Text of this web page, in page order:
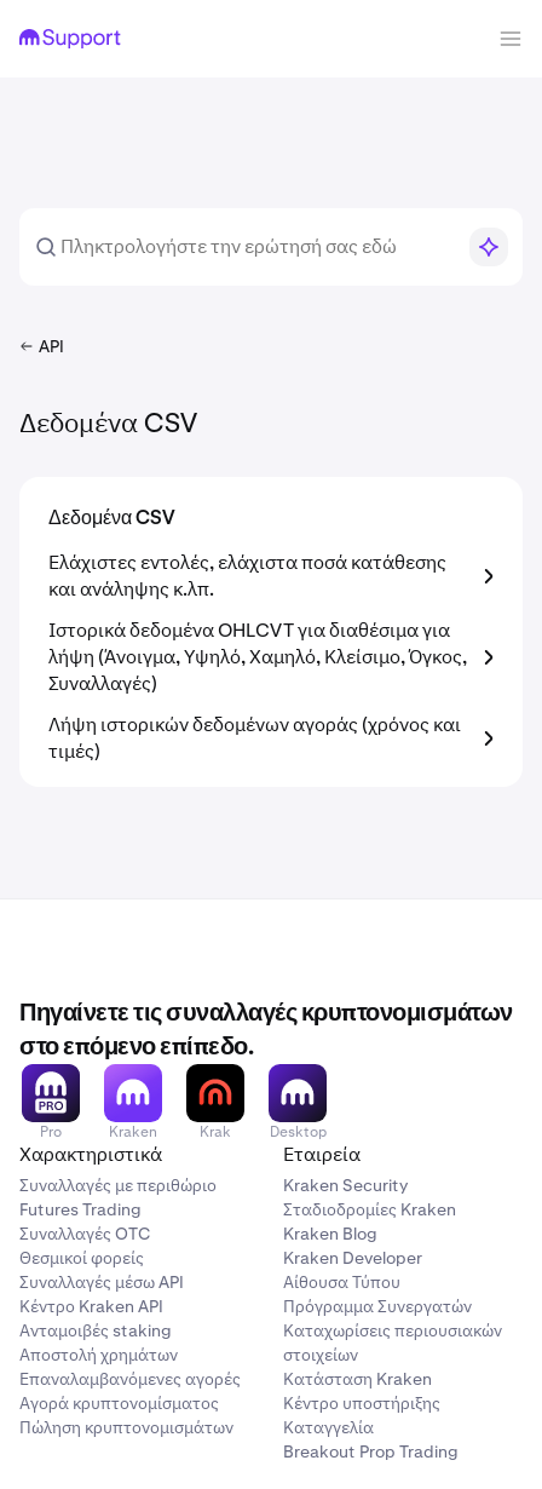
API
Δεδομένα CSV
Δεδομένα CSV
Ελάχιστες εντολές, ελάχιστα ποσά κατάθεσης
και ανάληψης κ.λπ.
Ιστορικά δεδομένα OHLCVT για διαθέσιμα για
λήψη (Άνοιγμα, Υψηλό, Χαμηλό, Κλείσιμο, Όγκος,
Συναλλαγές)
Λήψη ιστορικών δεδομένων αγοράς (χρόνος και
τιμές)
Πηγαίνετε τις συναλλαγές κρυπτονομισμάτων
στο επόμενο επίπεδο.
Pro Kraken Krak Desktop
Χαρακτηριστικά
Συναλλαγές με περιθώριο
Futures Trading
Συναλλαγές OTC
Θεσμικοί φορείς
Συναλλαγές μέσω API
Κέντρο Kraken API
Ανταμοιβές staking
Αποστολή χρημάτων
Επαναλαμβανόμενες αγορές
Αγορά κρυπτονομίσματος
Πώληση κρυπτονομισμάτων
Εταιρεία
Kraken Security
Σταδιοδρομίες Kraken
Kraken Blog
Kraken Developer
Αίθουσα Τύπου
Πρόγραμμα Συνεργατών
Καταχωρίσεις περιουσιακών
στοιχείων
Κατάσταση Kraken
Κέντρο υποστήριξης
Καταγγελία
Breakout Prop Trading